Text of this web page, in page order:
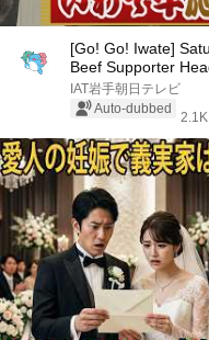
[Go! Go! Iwate]
Beef Supporter
IAT岩手朝日テレビ
Auto-dubbed